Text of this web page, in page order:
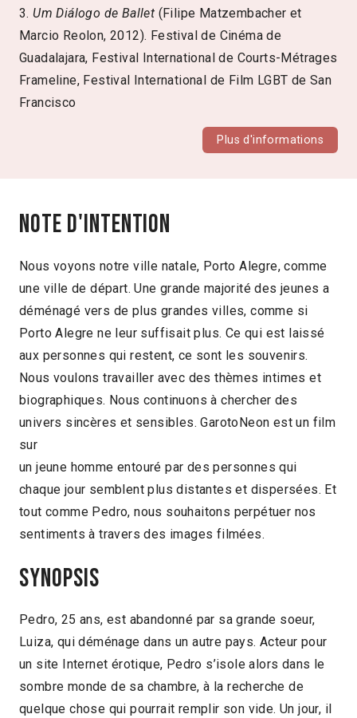
3. Um Diálogo de Ballet (Filipe Matzembacher et
Marcio Reolon, 2012). Festival de Cinéma de
Guadalajara, Festival International de Courts-Métrages
Frameline, Festival International de Film LGBT de San
Francisco
Plus d'informations
Note d'intention
Nous voyons notre ville natale, Porto Alegre, comme
une ville de départ. Une grande majorité des jeunes a
déménagé vers de plus grandes villes, comme si
Porto Alegre ne leur suffisait plus. Ce qui est laissé
aux personnes qui restent, ce sont les souvenirs.
Nous voulons travailler avec des thèmes intimes et
biographiques. Nous continuons à chercher des
univers sincères et sensibles. GarotoNeon est un film
sur
un jeune homme entouré par des personnes qui
chaque jour semblent plus distantes et dispersées. Et
tout comme Pedro, nous souhaitons perpétuer nos
sentiments à travers des images filmées.
Synopsis
Pedro, 25 ans, est abandonné par sa grande soeur,
Luiza, qui déménage dans un autre pays. Acteur pour
un site Internet érotique, Pedro s’isole alors dans le
sombre monde de sa chambre, à la recherche de
quelque chose qui pourrait remplir son vide. Un jour, il